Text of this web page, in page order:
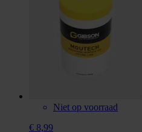
Niet op voorraad
€ 8,99